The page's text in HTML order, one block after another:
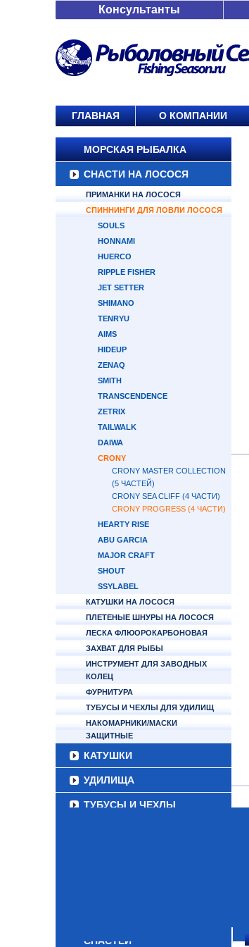
Консультанты
ГЛАВНАЯ О КОМПАНИИ
МОРСКАЯ РЫБАЛКА
СНАСТИ НА ЛОСОСЯ
ПРИМАНКИ НА ЛОСОСЯ
СПИННИНГИ ДЛЯ ЛОВЛИ ЛОСОСЯ
SOULS
HONNAMI
HUERCO
RIPPLE FISHER
JET SETTER
SHIMANO
TENRYU
AIMS
HIDEUP
ZENAQ
SMITH
TRANSCENDENCE
ZETRIX
TAILWALK
DAIWA
CRONY
CRONY MASTER COLLECTION
(5 ЧАСТЕЙ)
CRONY SEA CLIFF (4 ЧАСТИ)
CRONY PROGRESS (4 ЧАСТИ)
HEARTY RISE
ABU GARCIA
MAJOR CRAFT
SHOUT
SSYLABEL
КАТУШКИ НА ЛОСОСЯ
ПЛЕТЕНЫЕ ШНУРЫ НА ЛОСОСЯ
ЛЕСКА ФЛЮОРОКАРБОНОВАЯ
ЗАХВАТ ДЛЯ РЫБЫ
ИНСТРУМЕНТ ДЛЯ ЗАВОДНЫХ
КОЛЕЦ
ФУРНИТУРА
ТУБУСЫ И ЧЕХЛЫ ДЛЯ УДИЛИЩ
НАКОМАРНИКИ/МАСКИ
ЗАЩИТНЫЕ
КАТУШКИ
УДИЛИЩА
ТУБУСЫ И ЧЕХЛЫ
СНАСТЕЙ